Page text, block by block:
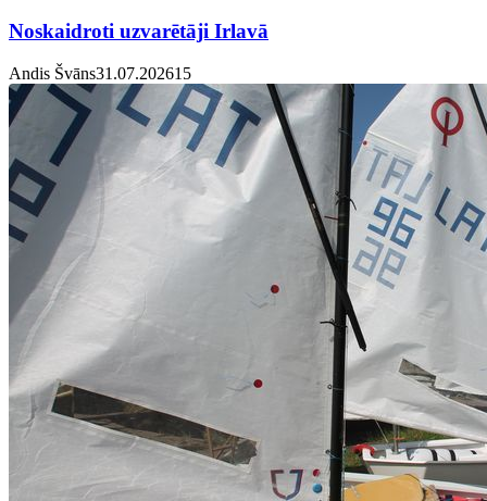
Noskaidroti uzvarētāji Irlavā
Andis Švāns31.07.20261 5